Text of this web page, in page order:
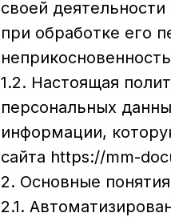
своей
при обработке его
1.2. Настоящая
персональных
информации,
сайта https://mm-
2. Основные
2.1.